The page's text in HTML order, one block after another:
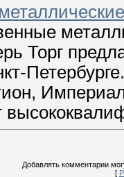
Торг
Добавлять комментарии
[